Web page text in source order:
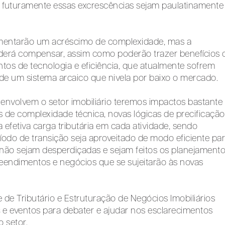
essas excrescências sejam paulatinamente
um acréscimo de complexidade, mas a
compensar, assim como poderão trazer benefícios
de tecnologia e eficiência, que atualmente sofrem
um sistema arcaico que nivela por baixo o mercado.
o setor imobiliário teremos impactos bastante
de complexidade técnica, novas lógicas de precificação
efetiva carga tributária em cada atividade, sendo
de transição seja aproveitado de modo eficiente
sejam desperdiçadas e sejam feitos os
e negócios que se sujeitarão às novas
de Tributário e Estruturação de Negócios Imobiliários
eventos para debater e ajudar nos esclarecimentos